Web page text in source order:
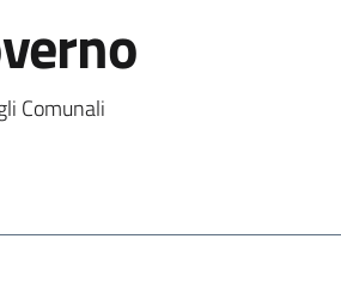
Comunali